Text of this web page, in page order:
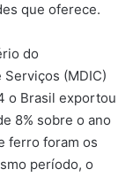
que oferece.
do
(MDIC)
o Brasil exportou
8% sobre o ano
ferro foram os
período, o